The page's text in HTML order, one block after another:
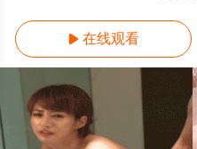
 在线观看